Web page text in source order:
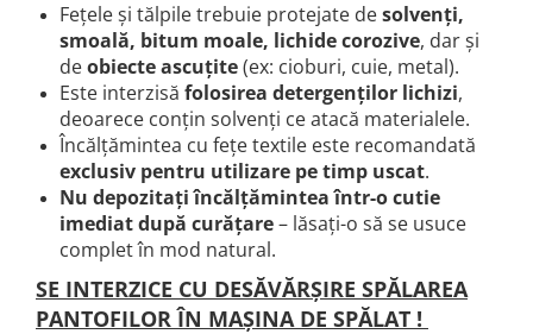
Fețele și tălpile trebuie protejate desolvenți,
smoală, bitum moale, lichide corozive, dar și
deobiecte ascuțite(ex: cioburi, cuie, metal).
Este interzisă folosirea detergenților lichizi,
deoarece conțin solvenți ce atacă materialele.
Încălțămintea cu fețe textile este recomandată
exclusiv pentru utilizare pe timp uscat.
Nu depozitați încălțămintea într-o cutie
imediat după curățare– lăsați-o să se usuce
complet în mod natural.
SE INTERZICE CU DESĂVĂRȘIRE SPĂLAREA
PANTOFILOR ÎN MAȘINA DE SPĂLAT !